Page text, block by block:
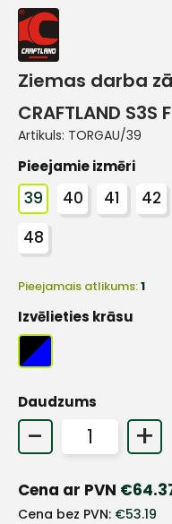
Ziemas darba
CRAFTLAND S3S
Artikuls: TORGAU/39
Pieejamie izmēri
39 40 41 42
48
Pieejamais atlikums:1
Izvēlieties krāsu
Daudzums
- +
Cena ar PVN €
Cena bez PVN: €53.19